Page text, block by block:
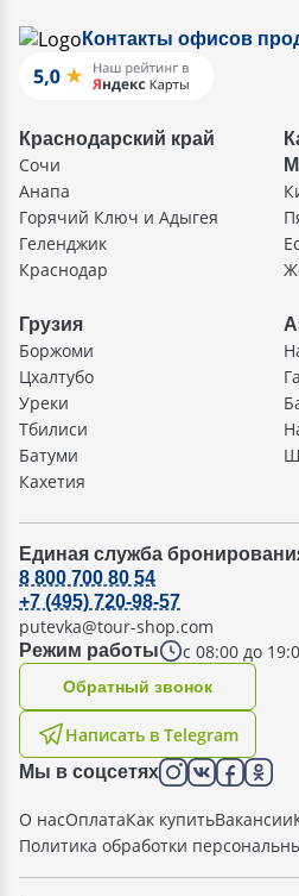
Контакты офисов
Краснодарский край
Сочи
Анапа
Горячий Ключ и Адыгея
Геленджик
Краснодар
Грузия
Боржоми
Цхалтубо
Уреки
Тбилиси
Батуми
Кахетия
Единая служба
Режим работы с 08:00 до
8 800 700 80 54
+7 (495) 720-98-57
putevka@tour-shop.com
Написать в Telegram
Oбратный звонок
Мы в соцсетях
О насОплатаКак купитьВакансии
Политика обработки